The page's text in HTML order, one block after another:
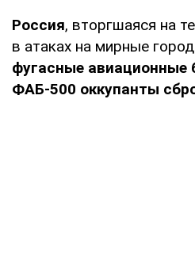
Россия, вторгшаяся на
в атаках на мирные
фугасные авиационные
ФАБ-500 оккупанты